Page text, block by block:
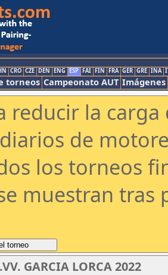
CRO CZE DEN ENG ESP FAI FIN FRA GER GRE INA
torneos Campeonato AUT Imágenes
reducir la
de
los torneos
muestran tras
GARCIA LORCA 2022